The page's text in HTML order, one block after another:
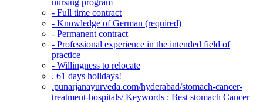
- Full time contract
- Knowledge of German (required)
- Permanent contract
- Professional experience in the intended field of
practice
- Willingness to relocate
. 61 days holidays!
.punarjanayurveda.com/hyderabad/stomach-cancer-
treatment-hospitals/ Keywords : Best stomach Cancer